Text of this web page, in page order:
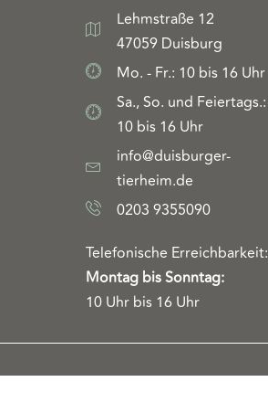
Lehmstraße 12
47059 Duisburg
Mo. - Fr.: 10 bis 16 Uhr
Sa., So. und Feiertags.:
10 bis 16 Uhr
info@duisburger-
tierheim.de
0203 9355090
Telefonische Erreichbarkeit:
Montag bis Sonntag:
10 Uhr bis 16 Uhr